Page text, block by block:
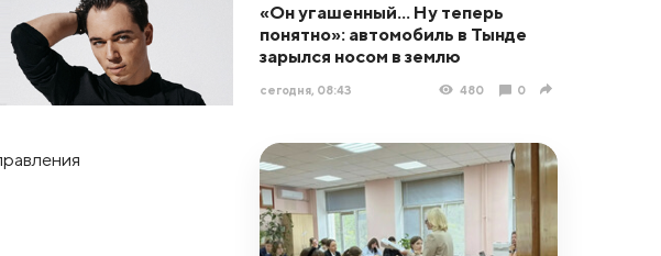
«Он угашенный... Ну теперь
понятно»: автомобиль в Тынде
зарылся носом в землю
сегодня, 08:43 480 0